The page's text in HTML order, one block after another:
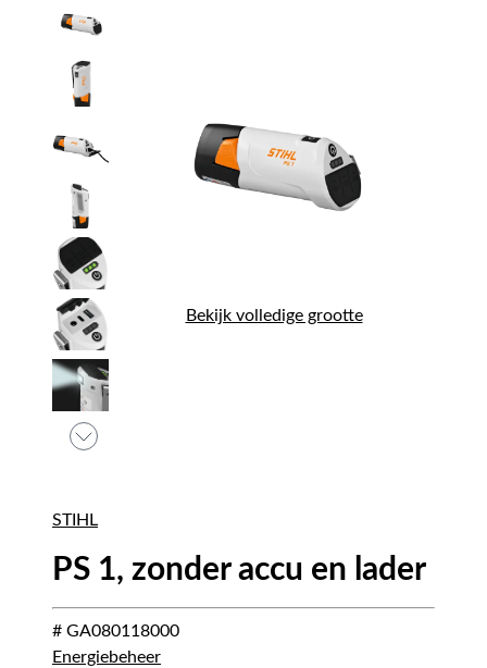
Bekijk volledige grootte
STIHL
PS 1, zonder accu en lader
# GA080118000
Energiebeheer